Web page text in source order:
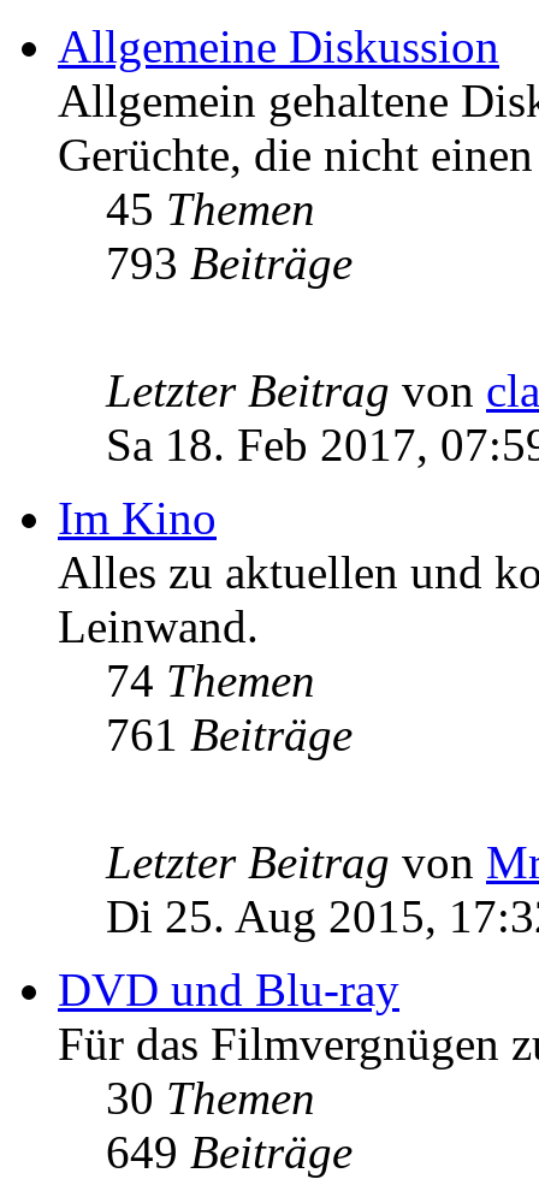
Allgemeine Diskussion
Allgemein gehaltene
Gerüchte, die nicht
45 Themen
793 Beiträge
Letzter Beitrag von
Sa 18. Feb 2017,
Im Kino
Alles zu aktuellen und
Leinwand.
74 Themen
761 Beiträge
Letzter Beitrag von
Di 25. Aug 2015,
DVD und Blu-ray
Für das Filmvergnügen
30 Themen
649 Beiträge